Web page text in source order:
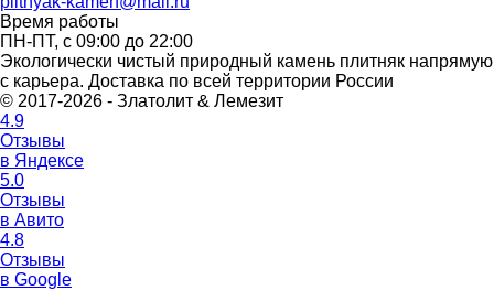
Время работы
ПН-ПТ, с 09:00 до 22:00
Экологически чистый природный камень плитняк напрямую
с карьера. Доставка по всей территории России
© 2017-2026 - Златолит & Лемезит
4.9
Отзывы
в Яндексе
5.0
Отзывы
в Авито
4.8
Отзывы
в Google